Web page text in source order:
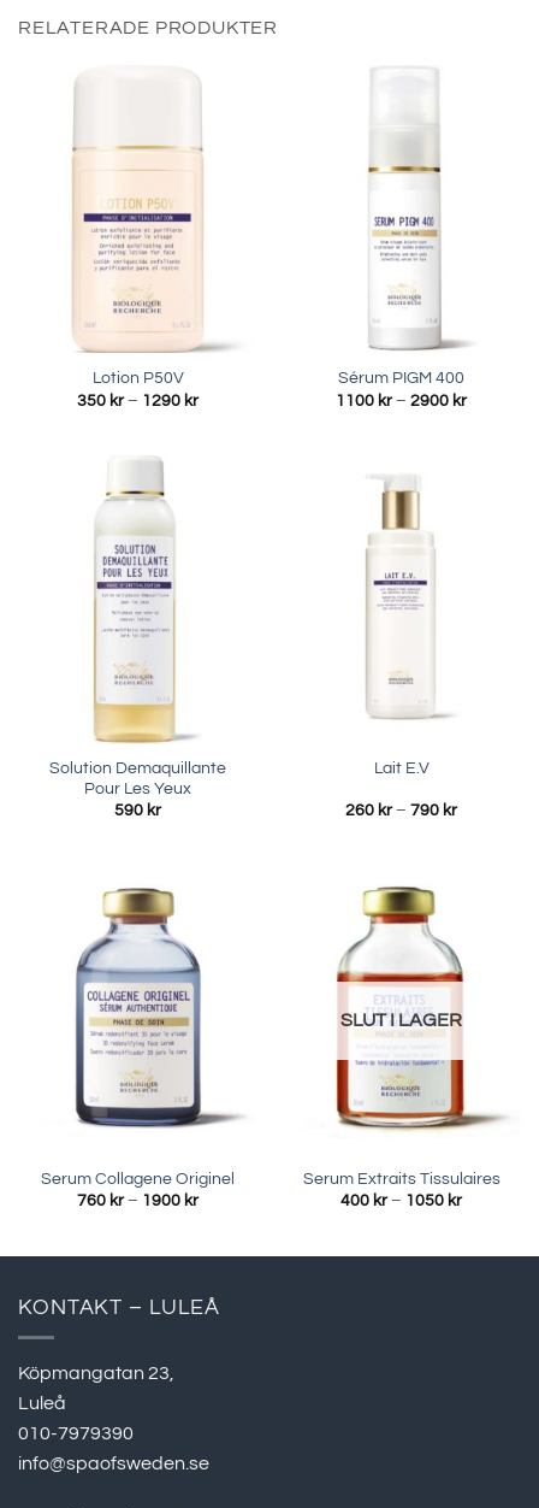
RELATERADE PRODUKTER
Lotion P50V
350 kr – 1290 krPrisintervall:
Sérum PIGM 400
1100 kr – 2900 kr
Solution Demaquillante
Pour Les Yeux
590 kr
Lait E.V
260 kr – 790 kr
Serum Collagene Originel
760 kr – 1900 krPrisintervall:
SLUT I LAGER
Serum Extraits Tissulaires
400 kr – 1050 kr
KONTAKT – LULEÅ
Köpmangatan 23,
Luleå
010-7979390
info@spaofsweden.se